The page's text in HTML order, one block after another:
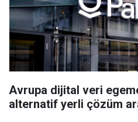
Avrupa dijital veri
alternatif yerli çözüm